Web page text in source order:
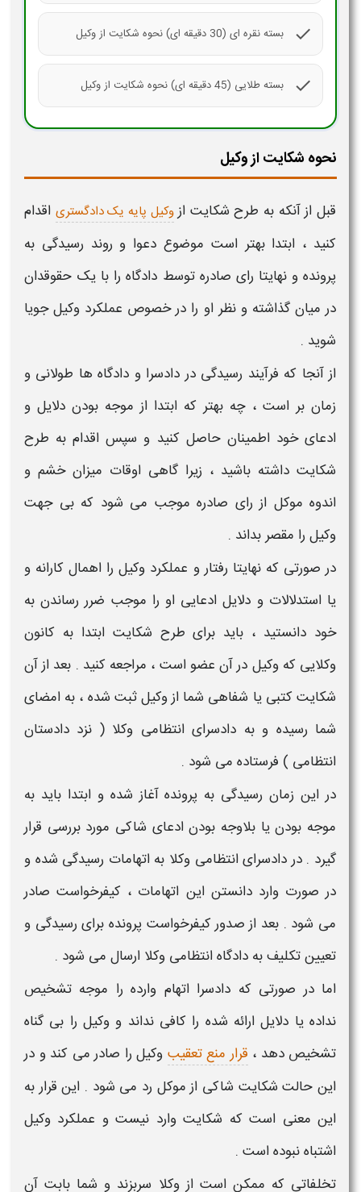
check بسته نقره ای (30 دقیقه ای) نحوه شکایت از وکیل
check بسته طلایی (45 دقیقه ای) نحوه شکایت از وکیل
نحوه شکایت از وکیل
قبل از آنکه به طرح شکایت ازوکیل پایه یک دادگستری اقدام
کنید ، ابتدا بهتر است موضوع دعوا و روند رسیدگی به
پرونده و نهایتا رای صادره توسط دادگاه را با یک حقوقدان
در میان گذاشته و نظر او را در خصوص عملکرد وکیلجویا
شوید .
از آنجا که فرآیند رسیدگی در دادسرا و دادگاه ها طولانی و
زمان بر است ، چه بهتر که ابتدا از موجه بودن دلایل و
ادعای خود اطمینان حاصل کنید و سپس اقدام به طرح
شکایت داشته باشید ، زیرا گاهی اوقات میزان خشم و
اندوه موکل از رای صادره موجب می شود که بی جهت
وکیل را مقصر بداند .
در صورتی که نهایتا رفتار و عملکرد وکیلرا اهمال کارانه و
یا استدلالات و دلایل ادعایی او را موجب ضرر رساندن به
خود دانستید ، باید برای طرح شکایتابتدا به کانون
وکلایی کهوکیل در آن عضو است ، مراجعه کنید . بعد از آن
شکایت کتبی یا شفاهی شما ازوکیلثبت شده ، به امضای
شما رسیده و به دادسرای انتظامی وکلا ( نزد دادستان
انتظامی ) فرستاده می شود .
در این زمان رسیدگی به پرونده آغاز شده و ابتدا باید به
موجه بودن یا بلاوجه بودن ادعای شاکی مورد بررسی قرار
گیرد . در دادسرای انتظامی وکلا به اتهامات رسیدگی شده و
در صورت وارد دانستن این اتهامات ، کیفرخواست صادر
می شود . بعد از صدور کیفرخواست پرونده برای رسیدگی و
تعیین تکلیف به دادگاه انتظامی وکلا ارسال می شود .
اما در صورتی که دادسرا اتهام وارده را موجه تشخیص
نداده یا دلایل ارائه شده را کافی نداند و وکیل را بی گناه
تشخیص دهد ، قرار منع تعقیب وکیل را صادر می کند و در
این حالت شکایت شاکی از موکل رد می شود . این قرار به
این معنی است که شکایتوارد نیست و عملکرد وکیل
اشتباه نبوده است .
تخلفاتی که ممکن است ازوکلا سربزند و شما بابت آن